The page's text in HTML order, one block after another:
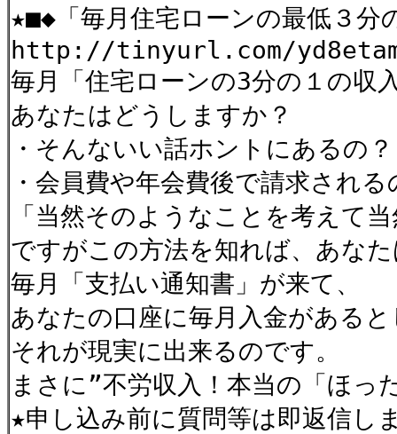
★■◆「毎月住宅ローンの最低３分
http://tinyurl.com/
毎月「住宅ローンの3分の１の収
あなたはどうしますか？
・そんないい話ホントにあるの？
・会員費や年会費後で請求され
「当然そのようなことを考えて
ですがこの方法を知れば、あな
毎月「支払い通知書」が来て、
あなたの口座に毎月入金がある
それが現実に出来るのです。
まさに”不労収入！本当の「ほっ
★申し込み前に質問等は即返信し